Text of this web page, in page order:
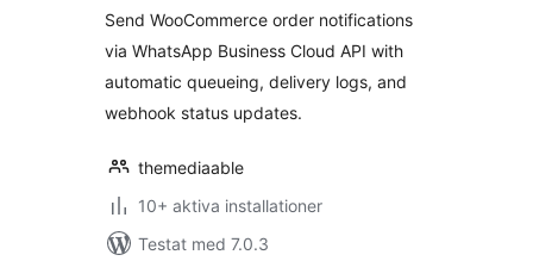
Send WooCommerce order notifications
via WhatsApp Business Cloud API with
automatic queueing, delivery logs, and
webhook status updates.
themediaable
10+ aktiva installationer
Testat med 7.0.3